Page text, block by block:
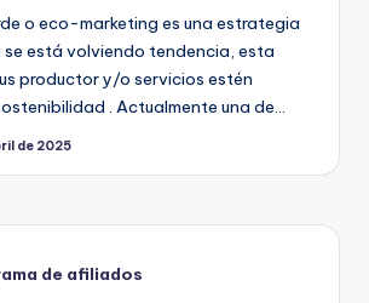
o eco-marketing es una estrategia
se está volviendo tendencia, esta
productor y/o servicios estén
. Actualmente una de…
de 2025
de afiliados